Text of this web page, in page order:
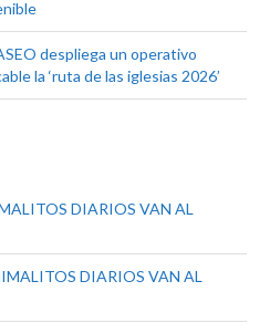
despliega un operativo
la ‘ruta de las iglesias 2026’
DIARIOS VAN AL
DIARIOS VAN AL